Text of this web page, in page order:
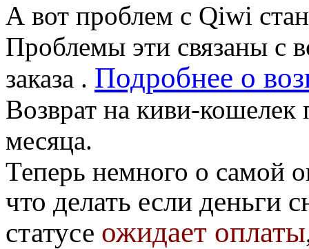
А вот проблем с Qiwi
Проблемы эти связаны с
заказа . Подробнее о
Возврат на киви-
месяца.
Теперь немного о самой
что делать если деньги
статусе ожидает оплаты